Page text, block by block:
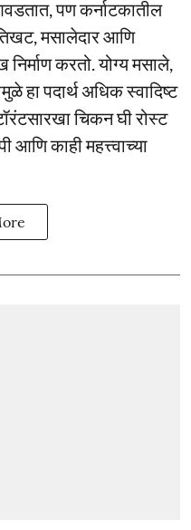
पण कर्नाटकातील
तिखट, मसालेदार आणि
करतो. योग्य मसाले,
हा पदार्थ अधिक स्वादिष्ट
चिकन घी रोस्ट
आणि काही महत्त्वाच्या